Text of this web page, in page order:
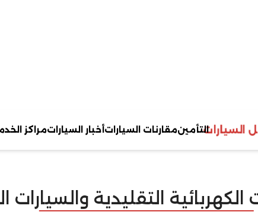
السياراتالتأمينمقارنات السياراتأخبار السياراتمراكز
التقليدية والسيارات